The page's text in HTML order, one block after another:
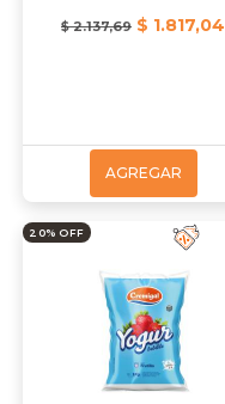
$ 2.137,69 $ 1.817,04
AGREGAR
20% OFF